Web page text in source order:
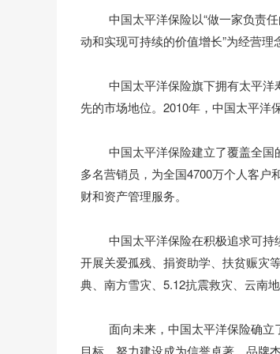
中国太平洋保险以“做一家负责任
动和实现可持续的价值增长”为经营
中国太平洋保险旗下拥有太平洋寿
先的市场地位。2010年，中国太平洋
中国太平洋保险建立了覆盖全国的
多名营销员，为全国4700万个人客户
财和资产管理服务。
中国太平洋保险在积极追求可持续
开展关爱孤残、捐资助学、扶贫赈灾
典、南方雪灾、5.12抗震救灾、云南
面向未来，中国太平洋保险确立了
目标，努力建设成为信誉卓著、品牌